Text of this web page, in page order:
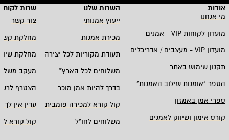
אודות השרות שלנו
שרות
מי אנחנו
ייעוץ אמנותי
צור קשר
מועדון לקוחותVIP - אמנים מכירת אמנות
מחלקת
מועדון
מעצבים / אדריכלים תעודת מקוריות לכל יצירה
מחלקת
תקנון שימוש באתר
משלוחים לכל הארץ*
מעקב
הספר "אומנות שילוב האמנות" בדרך להיות אמן מוכר
הצטרף
ספרי אמן באמזון
קול קורא למכירה פומבית
עדין אין לך
קורס אימון ושיווק לאמנים
משלוחים לחו"ל קול קורא